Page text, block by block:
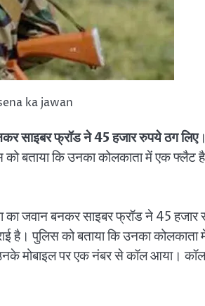
ka jawan
साइबर फ्रॉड ने 45 हजार रुपये ठग लिए
बताया कि उनका कोलकाता में एक फ्लैट
का जवान बनकर साइबर फ्रॉड ने 45
है। पुलिस को बताया कि उनका
उनके मोबाइल पर एक नंबर से कॉल आया।